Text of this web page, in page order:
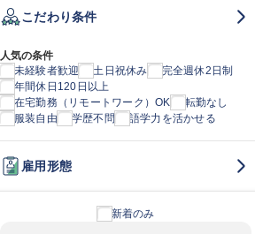
こだわり条件
人気の条件
未経験者歓迎
土日祝休み
完全週休2日制
年間休日120日以上
在宅勤務（リモートワーク）OK
転勤なし
服装自由
学歴不問 語学力を活かせる
雇用形態
新着のみ